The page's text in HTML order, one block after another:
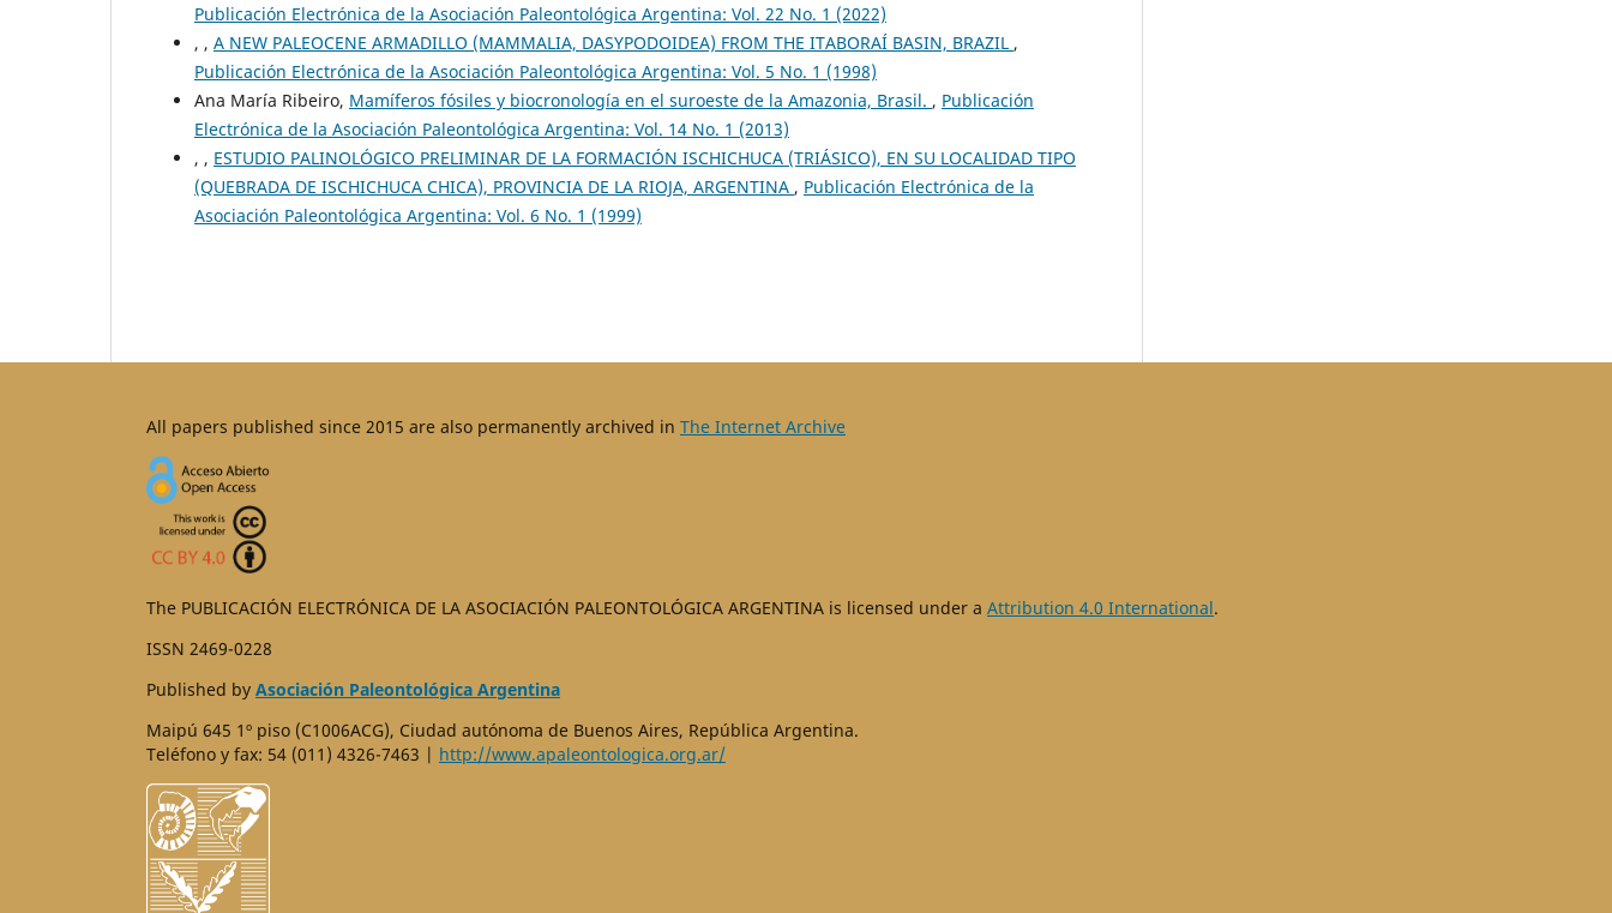
Publicación Electrónica de la Asociación Paleontológica Argentina: Vol. 22 No. 1 (2022)
, , A NEW PALEOCENE ARMADILLO (MAMMALIA, DASYPODOIDEA) FROM THE ITABORAÍ BASIN, BRAZIL ,
Publicación Electrónica de la Asociación Paleontológica Argentina: Vol. 5 No. 1 (1998)
Ana María Ribeiro, Mamíferos fósiles y biocronología en el suroeste de la Amazonia, Brasil. , Publicación
Electrónica de la Asociación Paleontológica Argentina: Vol. 14 No. 1 (2013)
, , ESTUDIO PALINOLÓGICO PRELIMINAR DE LA FORMACIÓN ISCHICHUCA (TRIÁSICO), EN SU LOCALIDAD TIPO
(QUEBRADA DE ISCHICHUCA CHICA), PROVINCIA DE LA RIOJA, ARGENTINA , Publicación Electrónica de la
Asociación Paleontológica Argentina: Vol. 6 No. 1 (1999)
All papers published since 2015 are also permanently archived in The Internet Archive
The PUBLICACIÓN ELECTRÓNICA DE LA ASOCIACIÓN PALEONTOLÓGICA ARGENTINA is licensed under a Attribution 4.0 International.
ISSN 2469-0228
Published by Asociación Paleontológica Argentina
Maipú 645 1º piso (C1006ACG), Ciudad autónoma de Buenos Aires, República Argentina.
Teléfono y fax: 54 (011) 4326-7463 | http://www.apaleontologica.org.ar/